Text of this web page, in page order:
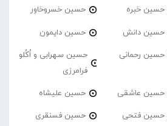
حسین خبره حسین خسروخاور
حسین دانش حسین دایمون
حسین رحمانی
حسین سهرابی و اُکُلو
فرامرزی
حسین عاشقی حسین علیشاه
حسین فتحی حسین فسنقری